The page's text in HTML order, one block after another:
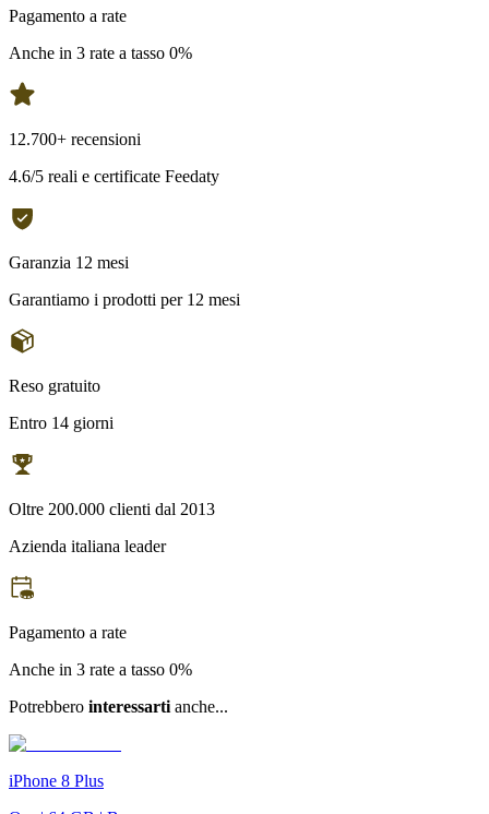
Pagamento a rate
Anche in 3 rate a tasso 0%
12.700+ recensioni
4.6/5 reali e certificate Feedaty
Garanzia 12 mesi
Garantiamo i prodotti per 12 mesi
Reso gratuito
Entro 14 giorni
Oltre 200.000 clienti dal 2013
Azienda italiana leader
Pagamento a rate
Anche in 3 rate a tasso 0%
Potrebbero interessarti anche...
iPhone 8 Plus